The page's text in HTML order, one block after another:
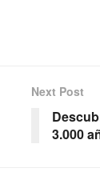
Next Post
3.000